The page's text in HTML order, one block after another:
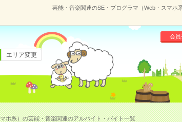
芸能・音楽関連のSE・プログラマ（Web・スマホ
会員
エリア変更
ホ系）の芸能・音楽関連のアルバイト・バイト一覧